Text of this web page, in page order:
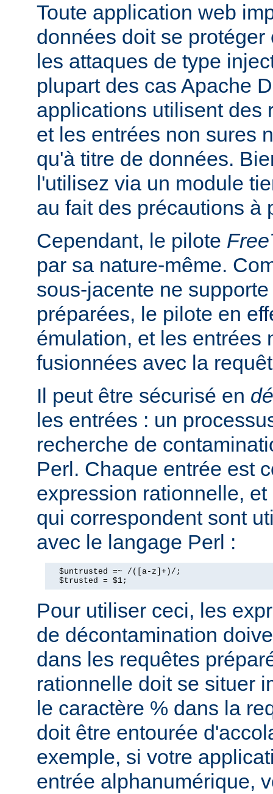
Toute application web
données doit se
les attaques de type
plupart des cas Apache
applications utilisent des
et les entrées non sures
qu'à titre de données.
l'utilisez via un module
au fait des précautions à
Cependant, le pilote
par sa nature-même.
sous-jacente ne
préparées, le pilote en
émulation, et les entrées
fusionnées avec la
Il peut être sécurisé en
les entrées : un
recherche de
Perl. Chaque entrée est
expression rationnelle,
qui correspondent sont
avec le langage Perl :
  $untrusted =~ /([a-z]+)/;
  $trusted = $1;
Pour utiliser ceci, les
de décontamination
dans les requêtes
rationnelle doit se situer
le caractère % dans la
doit être entourée
exemple, si votre
entrée alphanumérique,